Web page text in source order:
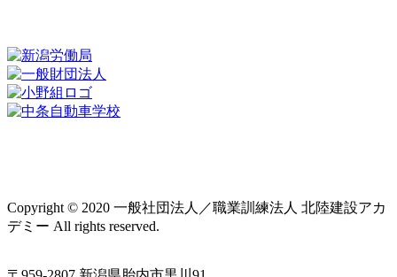
Copyright © 2020 一般社団法人／職業訓練法人 北陸建設アカ
デミー All rights reserved.